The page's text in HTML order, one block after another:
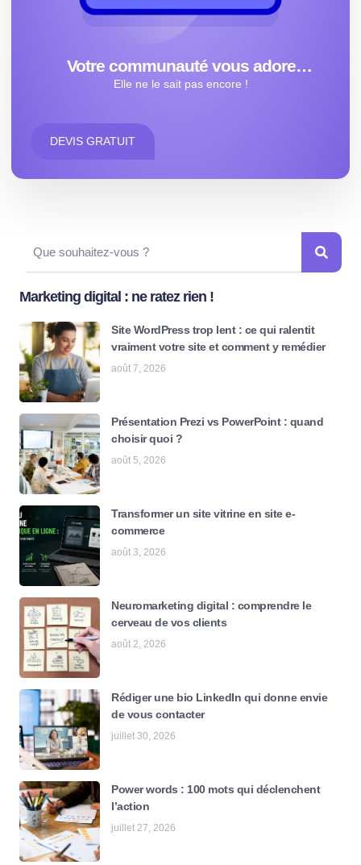
Votre communauté vous adore…
Elle ne le sait pas encore !
DEVIS GRATUIT
Marketing digital : ne ratez rien !
Site WordPress trop lent : ce qui ralentit
vraiment votre site et comment y remédier
août 7, 2026
Présentation Prezi vs PowerPoint : quand
choisir quoi ?
août 5, 2026
Transformer un site vitrine en site e-
commerce
août 3, 2026
Neuromarketing digital : comprendre le
cerveau de vos clients
août 2, 2026
Rédiger une bio LinkedIn qui donne envie
de vous contacter
juillet 30, 2026
Power words : 100 mots qui déclenchent
l’action
juillet 27, 2026